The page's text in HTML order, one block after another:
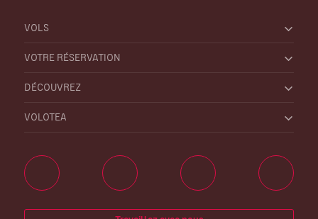
VOLS
VOTRE RÉSERVATION
DÉCOUVREZ
VOLOTEA